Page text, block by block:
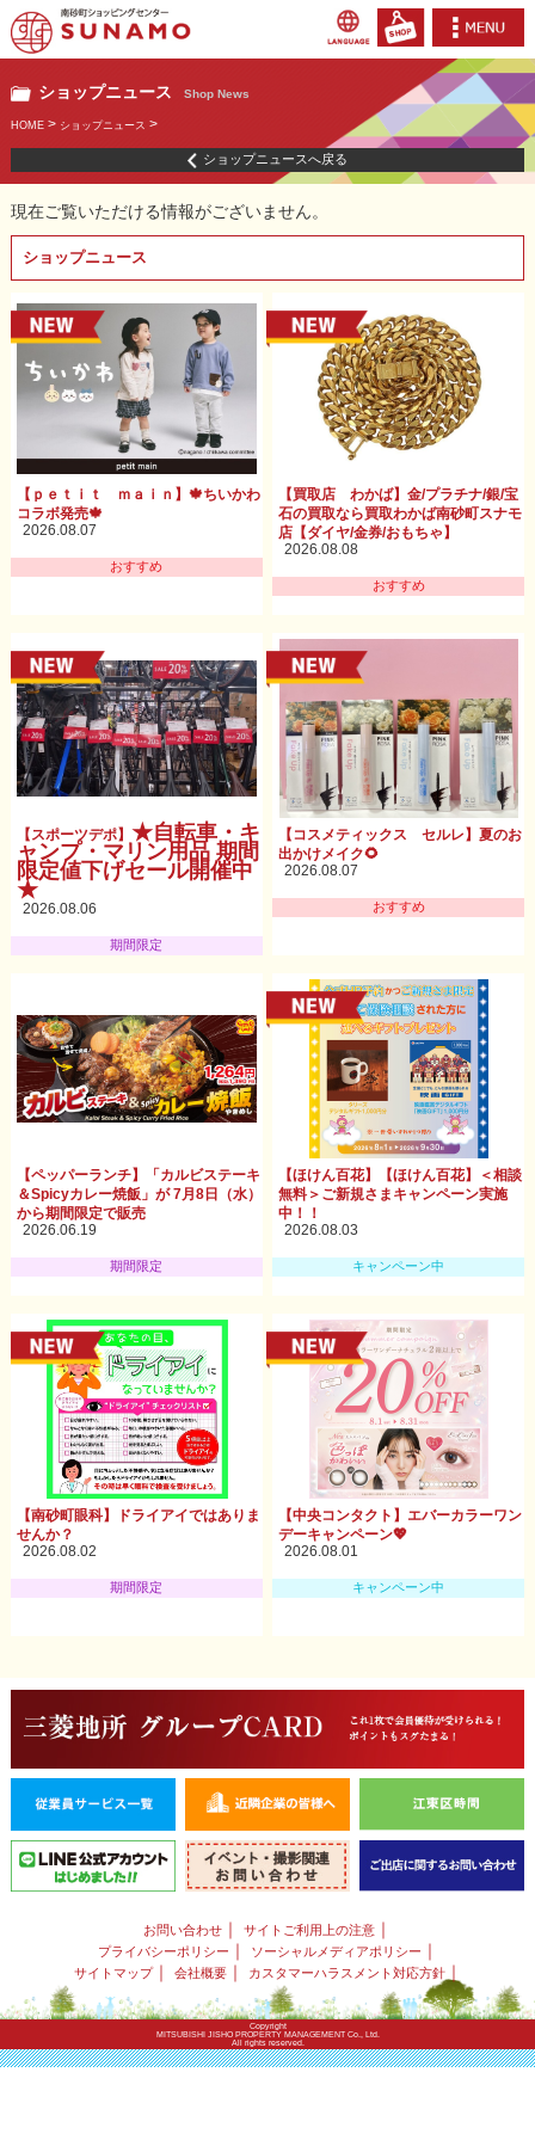
ショップニュース Shop News
HOME> ショップニュース >
ショップニュースへ戻る
現在ご覧いただける情報がございません。
ショップニュース
【ｐｅｔｉｔ ｍａｉｎ】🍁ちいかわ
コラボ発売🍁
2026.08.07
おすすめ
【買取店 わかば】金/プラチナ/銀/宝
石の買取なら買取わかば南砂町スナモ
店【ダイヤ/金券/おもちゃ】
2026.08.08
おすすめ
【スポーツデポ】 ★自転車・キ
ャンプ・マリン用品 期間
限定値下げセール開催中
★
2026.08.06
期間限定
【コスメティックス セルレ】夏のお
出かけメイク🌻
2026.08.07
おすすめ
【ペッパーランチ】「カルビステーキ
＆Spicyカレー焼飯」が 7月8日（水）
から期間限定で販売
2026.06.19
期間限定
【ほけん百花】【ほけん百花】＜相談
無料＞ご新規さまキャンペーン実施
中！！
2026.08.03
キャンペーン中
【南砂町眼科】ドライアイではありま
せんか？
2026.08.02
期間限定
【中央コンタクト】エバーカラーワン
デーキャンペーン💖
2026.08.01
キャンペーン中
お問い合わせ ｜ サイトご利用上の注意 ｜
プライバシーポリシー ｜ ソーシャルメディアポリシー ｜
サイトマップ｜ 会社概要｜ カスタマーハラスメント対応方針｜
Copyright
MITSUBISHI JISHO PROPERTY MANAGEMENT Co., Ltd.
All rights reserved.